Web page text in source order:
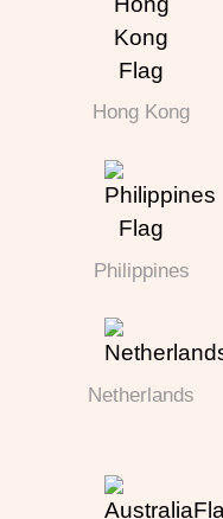
Hong Kong
Philippines
Netherlands